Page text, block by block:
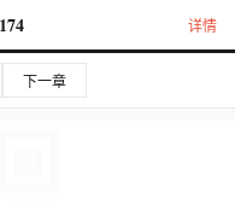
详情
下一章